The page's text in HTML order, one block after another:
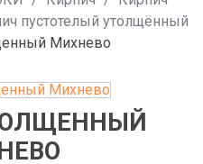
пустотелый утолщённый
Михнево